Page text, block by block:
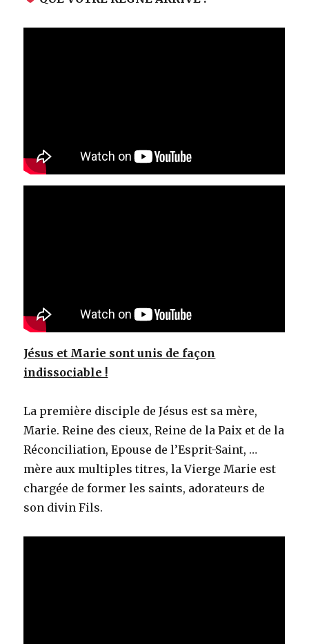
Jésus et Marie sont unis de façon
indissociable !
La première disciple de Jésus est sa mère,
Marie. Reine des cieux, Reine de la Paix et de la
Réconciliation, Epouse de l’Esprit-Saint, …
mère aux multiples titres, la Vierge Marie est
chargée de former les saints, adorateurs de
son divin Fils.